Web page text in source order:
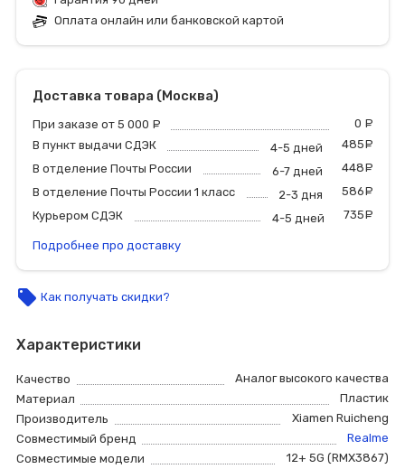
Оплата онлайн или банковской картой
Доставка товара (Москва)
При заказе от 5 000 0
В пункт выдачи СДЭК
4-5 дней 485
В отделение Почты России
6-7 дней 448
В отделение Почты России 1 класс
2-3 дня 586
Курьером СДЭК
4-5 дней 735
Подробнее про доставку
local_offer Как получать скидки?
Характеристики
Качество
Аналог высокого качества
Материал
Пластик
Производитель
Xiamen Ruicheng
Совместимый бренд
Realme
Совместимые модели
12+ 5G (RMX3867)